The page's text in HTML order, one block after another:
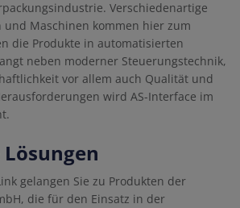
Verschiedenartige
und Maschinen kommen hier zum
die Produkte in automatisierten
neben moderner Steuerungstechnik,
vor allem auch Qualität und
wird AS-Interface im
gelangen Sie zu Produkten der
die für den Einsatz in der